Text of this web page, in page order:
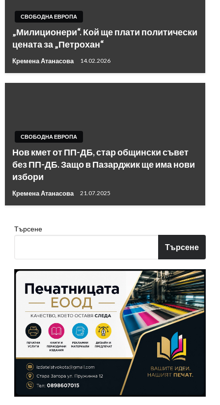
СВОБОДНА ЕВРОПА
„Милиционери“. Кой ще плати политически
цената за „Петрохан“
Кремена Атанасова 14.02.2026
СВОБОДНА ЕВРОПА
Нов кмет от ПП-ДБ, стар общински съвет
без ПП-ДБ. Защо в Пазарджик ще има нови
избори
Кремена Атанасова 21.07.2025
Търсене
Търсене